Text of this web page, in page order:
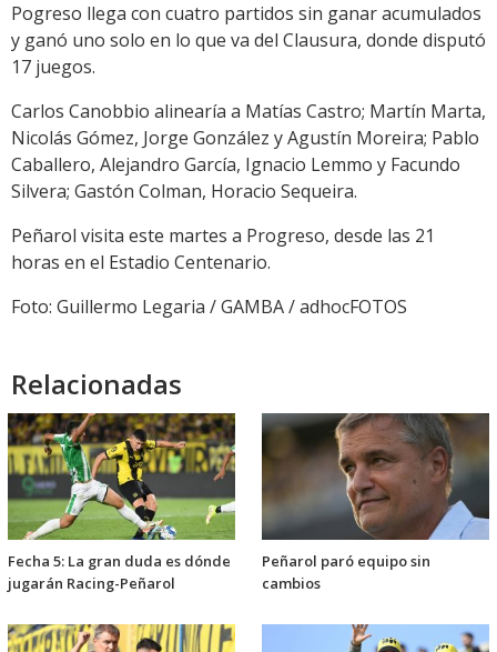
Pogreso llega con cuatro partidos sin ganar acumulados
y ganó uno solo en lo que va del Clausura, donde disputó
17 juegos.
Carlos Canobbio alinearía a Matías Castro; Martín Marta,
Nicolás Gómez, Jorge González y Agustín Moreira; Pablo
Caballero, Alejandro García, Ignacio Lemmo y Facundo
Silvera; Gastón Colman, Horacio Sequeira.
Peñarol visita este martes a Progreso, desde las 21
horas en el Estadio Centenario.
Foto: Guillermo Legaria / GAMBA / adhocFOTOS
Relacionadas
Fecha 5: La gran duda es dónde
jugarán Racing-Peñarol
Peñarol paró equipo sin
cambios